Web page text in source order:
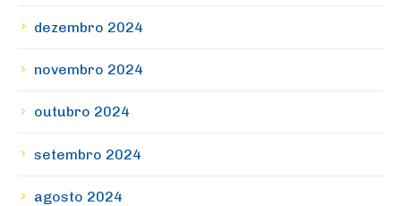
dezembro 2024
novembro 2024
outubro 2024
setembro 2024
agosto 2024